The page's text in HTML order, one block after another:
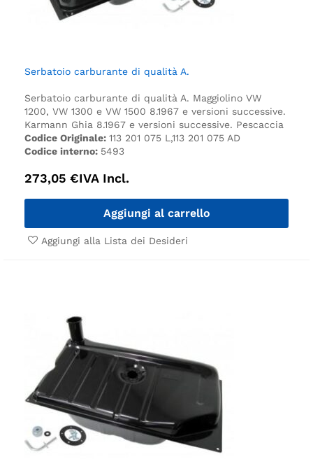
Serbatoio carburante di qualità A.
Serbatoio carburante di qualità A. Maggiolino VW
1200, VW 1300 e VW 1500 8.1967 e versioni successive.
Karmann Ghia 8.1967 e versioni successive. Pescaccia
Codice Originale: 113 201 075 L,113 201 075 AD
Codice interno: 5493
273,05 €IVA Incl.
Aggiungi al carrello
Aggiungi alla Lista dei Desideri